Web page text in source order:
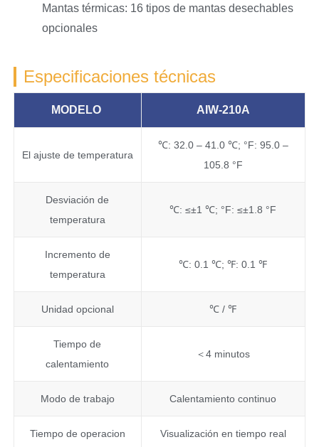
Mantas térmicas: 16 tipos de mantas desechables
opcionales
Especificaciones técnicas
MODELO AIW-210A
El ajuste de temperatura
℃: 32.0 – 41.0 ℃; °F: 95.0 –
105.8 °F
Desviación de
temperatura
℃: ≤±1 ℃; °F: ≤±1.8 °F
Incremento de
temperatura
℃: 0.1 ℃; ℉: 0.1 ℉
Unidad opcional ℃ / ℉
Tiempo de
calentamiento
＜4 minutos
Modo de trabajo Calentamiento continuo
Tiempo de operacion Visualización en tiempo real